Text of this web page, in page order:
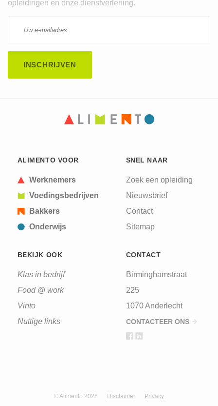
submissions.
opleidingen en onze dienstverlening.
ALIMENTO VOOR
Werknemers
Voedingsbedrijven
Bakkers
Onderwijs
SNEL NAAR
Zoek een opleiding
Nieuwsbrief
Contact
Sitemap
BEKIJK OOK
Klas in bedrijf
Food @ work
Vinto
Nuttige links
CONTACT
Birminghamstraat
225
1070 Anderlecht
CONTACTEER ONS
© Alimento 2026 Disclaimer Privacy